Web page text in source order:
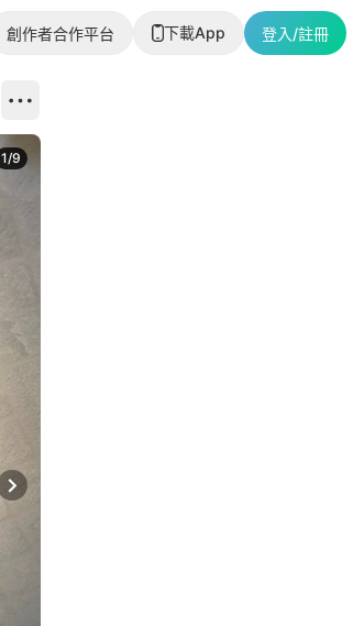
創作者合作平台 下載App 登入/註冊
Next slide
1/9